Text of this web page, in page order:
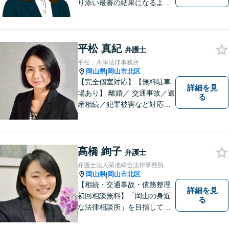
り添い最善の結果になるよう
よる不当な取り調べや身体拘
束から、依頼者さまの利益を
守ります【完全個室相談】
平松 真紀 弁護士
平松・木津法律事務所
岡山県|岡山市北区
【完全個室対応】【無料駐車
場あり】 離婚／ 交通事故／遺
産相続／犯罪被害など対応可
詳細を見
る
髙橋 絢子 弁護士
弁護士法人菊池綜合法律事務所
岡山県|岡山市北区
【相続・交通事故・債務整理
初回相談無料】「岡山の身近
な法律相談所」を目指してい
詳細を見
る